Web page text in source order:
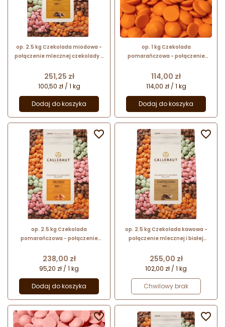
op. 2.5 kg Czekolada miodowa -
połączenie mlecznej czekolady z
Callebaut
Cena
251,25 zł
100,50 zł / 1 kg
Dodaj do koszyka
op. 1 kg Czekolada
pomarańczowa - połączenie
pomarańczowym - Orange
Callets™ Callebaut
Cena
114,00 zł
114,00 zł / 1 kg
Dodaj do koszyka
op. 2.5 kg Czekolada
pomarańczowa - połączenie
pomarańczowym - Orange
Callets™ Callebaut
Cena
238,00 zł
95,20 zł / 1 kg
Dodaj do koszyka

op. 2.5 kg Czekolada kawowa -
połączenie mlecznej i białej
Callets™ Callebaut
Cena
255,00 zł
102,00 zł / 1 kg
Chwilowy brak

 